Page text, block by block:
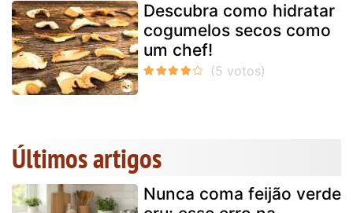
Descubra como hidratar
cogumelos secos como
um chef!
Últimos artigos
Nunca coma feijão verde